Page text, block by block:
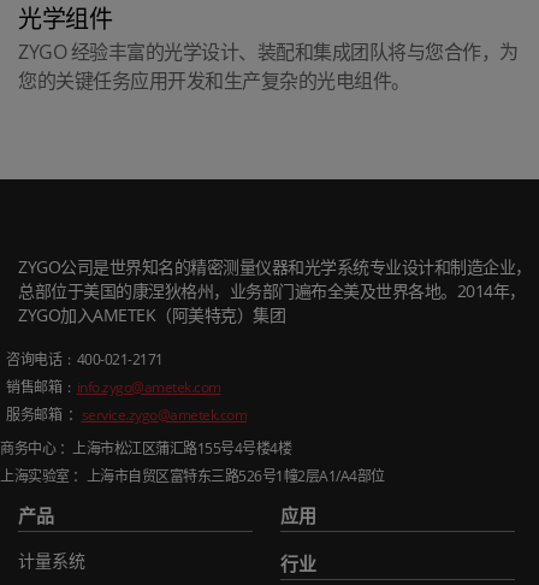
光学组件
ZYGO 经验丰富的光学设计、装配和集成团队将与您合作，为
您的关键任务应用开发和生产复杂的光电组件。
ZYGO公司是世界知名的精密测量仪器和光学系统专业设计和制造企业，
总部位于美国的康涅狄格州，业务部门遍布全美及世界各地。2014年，
ZYGO加入AMETEK（阿美特克）集团
咨询电话: 400-021-2171
销售邮箱 : info.zygo@ametek.com
服务邮箱 ： service.zygo@ametek.com
商务中心 ：上海市松江区蒲汇路155号4号楼4楼
上海实验室 ：上海市自贸区富特东三路526号1幢2层A1/A4部位
产品
计量系统
应用
行业